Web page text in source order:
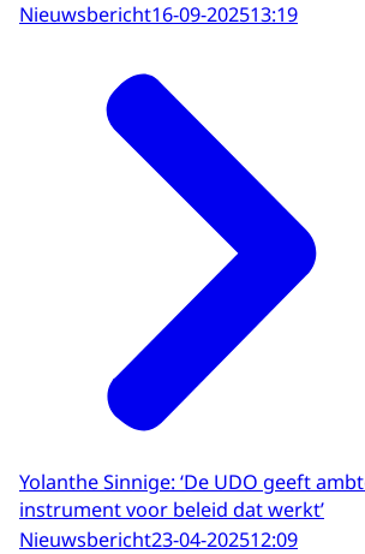
Nieuwsbericht16-09-202513:19
Yolanthe Sinnige: ‘De UDO geeft
instrument voor beleid dat werkt’
Nieuwsbericht23-04-202512:09